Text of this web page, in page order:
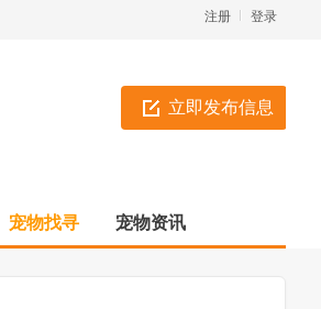
登录
注册
立即发布信息
宠物找寻 宠物资讯